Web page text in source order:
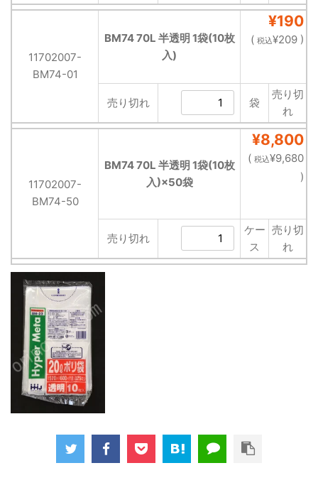
11702007-
BM74-01
BM74 70L 半透明 1袋(10枚
入)
¥190
( 税込¥209 )
売り切れ 袋
売り切
れ
11702007-
BM74-50
BM74 70L 半透明 1袋(10枚
入)×50袋
¥8,800
( 税込¥9,680
)
売り切れ
ケー
ス
売り切
れ